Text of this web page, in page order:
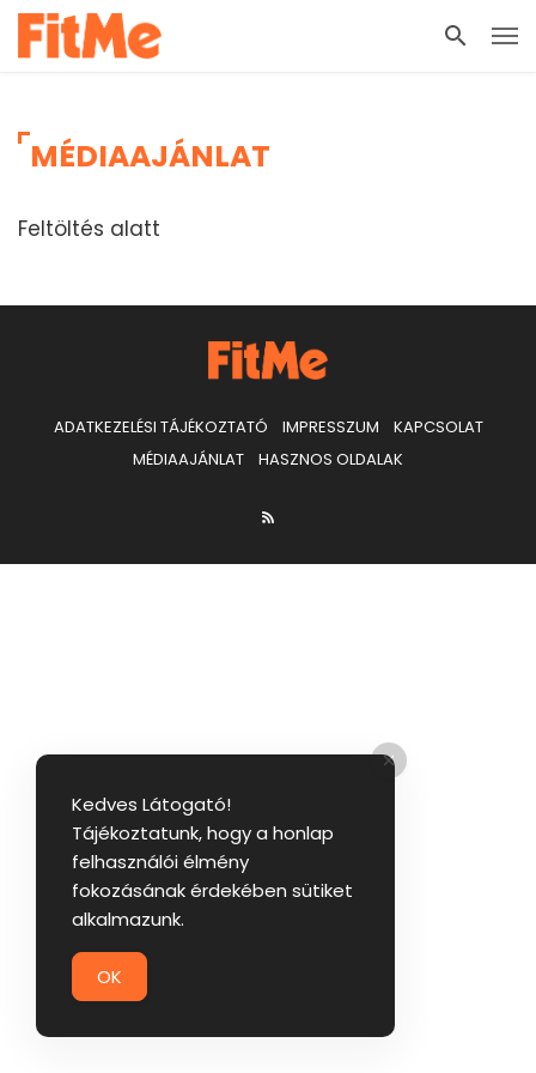
MÉDIAAJÁNLAT
Feltöltés alatt
ADATKEZELÉSI TÁJÉKOZTATÓ IMPRESSZUM
KAPCSOLAT
MÉDIAAJÁNLAT
HASZNOS OLDALAK
Kedves Látogató!
Tájékoztatunk, hogy a honlap
felhasználói élmény
fokozásának érdekében sütiket
alkalmazunk.
OK